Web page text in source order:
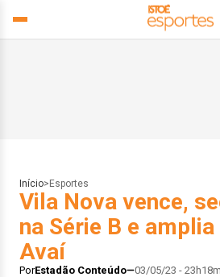
Início> Esportes
Vila Nova vence,
na Série B e
Avaí
PorEstadão Conteúdo 03/05/23 -